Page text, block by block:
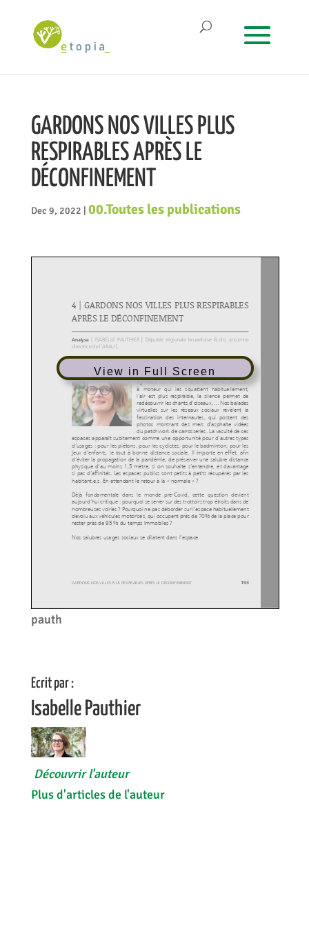
GARDONS NOS VILLES PLUS
RESPIRABLES APRÈS LE
DÉCONFINEMENT
Dec 9, 2022 00.Toutes les publications
View in Full Screen
pauth
Ecrit par :
Isabelle Pauthier
Découvrir l'auteur
Plus d'articles de l'auteur